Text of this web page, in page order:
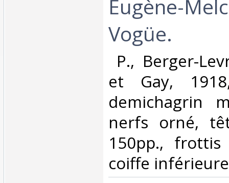
Eugène-
Vogüe.‎
P., Berger-
et Gay,
demichagrin
nerfs orné,
150pp.,
coiffe